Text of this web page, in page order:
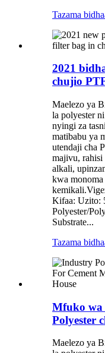
Tazama
2021
chujio
Maelezo ya
la polyester
nyingi za
matibabu ya
utendaji cha
majivu, rahisi
alkali,
kwa
Kifaa: Uzito:
Polyester/
Substrate...
Tazama
Mfuko wa
Polyester
Maelezo ya